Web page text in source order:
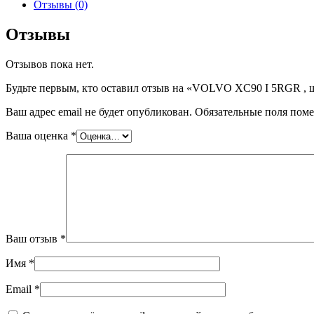
VOLVO
I
5RGR
шт
Отзывы (0)
Отзывы
Отзывов пока нет.
Будьте первым, кто оставил отзыв на «VOLVO XC90 I 5RGR ,
Ваш адрес email не будет опубликован. Обязательные поля
Ваша оценка *
Ваш отзыв *
Имя *
Email *